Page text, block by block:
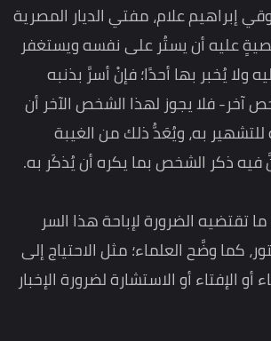
إبراهيم علام، مفتي الديار المصرية
عليه أن يستُر على نفسه ويستغفر
ولا يُخبر بها أحدًا؛ فإنْ أسرَّ بذنبه
فلا يجوز لهذا الشخص الآخر أن
به، ويُعَدُّ ذلك من الغيبة
فيه ذكر الشخص بما يكره أن يُذكَر به.
تقتضيه الضرورة لإباحة هذا السر
كما وضَّح العلماء؛ مثل الاحتياج إلى
الإفتاء أو الاستشارة لضرورة الإخبار